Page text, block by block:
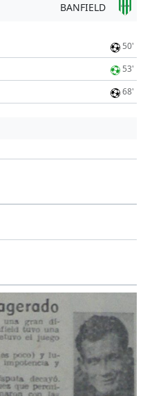
BANFIELD
50'
53'
68'